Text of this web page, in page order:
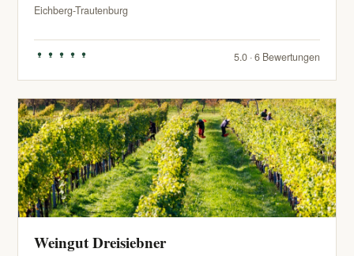
Eichberg-Trautenburg
5.0 · 6 Bewertungen
Weingut Dreisiebner